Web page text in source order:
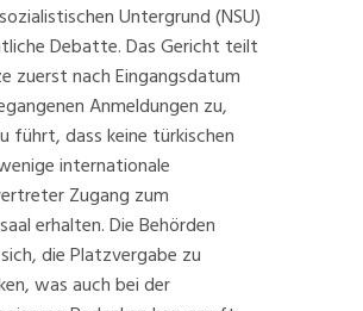
Untergrund (NSU)
Debatte. Das Gericht teilt
zuerst nachEingangsdatum
Anmeldungen zu,
führt, dass keine türkischen
internationale
Zugang zum
erhalten. Die Behörden
die Platzvergabe zu
was auch bei der